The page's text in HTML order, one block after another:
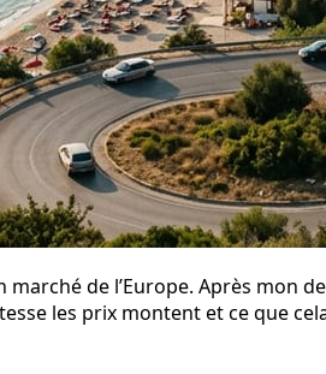
de l’Europe. Après mon
les prix montent et ce que